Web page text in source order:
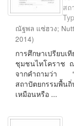
สถ
ณัฐพล แซ่ฮวง;
2014)
การศึกษาเปรียบ
ชุมชนไทโคราช
จากคำถามว่า “
สถาปัตยกรรมพื้
เหมือนหรือ ...